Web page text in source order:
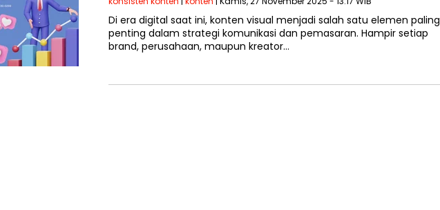
Di era digital saat ini, konten visual menjadi salah satu elemen paling
penting dalam strategi komunikasi dan pemasaran. Hampir setiap
brand, perusahaan, maupun kreator…